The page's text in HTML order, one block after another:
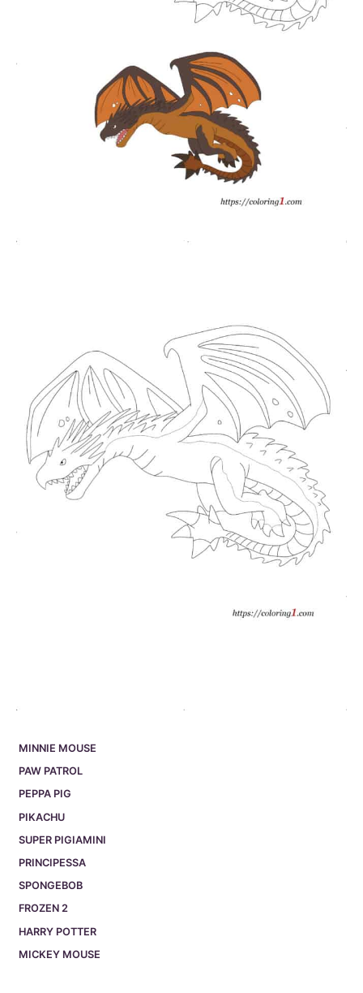
MINNIE MOUSE
PAW PATROL
PEPPA PIG
PIKACHU
SUPER PIGIAMINI
PRINCIPESSA
SPONGEBOB
FROZEN 2
HARRY POTTER
MICKEY MOUSE